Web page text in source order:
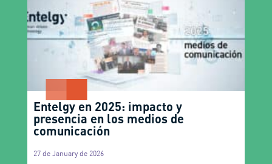
Entelgy en 2025: impacto y
presencia en los medios de
comunicación
27 de January de 2026